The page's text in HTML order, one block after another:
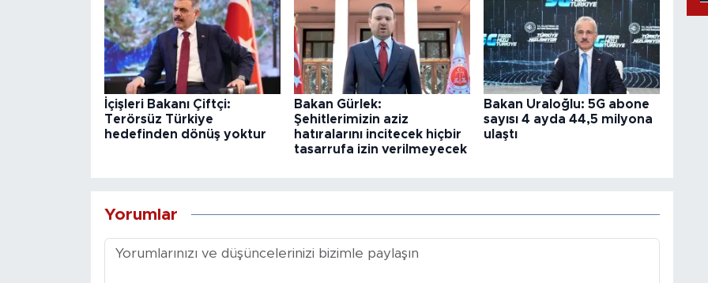
İçişleri Bakanı Çiftçi:
Terörsüz Türkiye
hedefinden dönüş yoktur
Bakan Gürlek:
Şehitlerimizin aziz
hatıralarını incitecek hiçbir
tasarrufa izin verilmeyecek
Bakan Uraloğlu: 5G abone
sayısı 4 ayda 44,5 milyona
ulaştı
Yorumlar